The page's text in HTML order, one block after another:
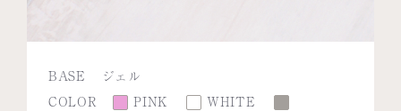
BASE
ジェル
COLOR
PINK
WHITE